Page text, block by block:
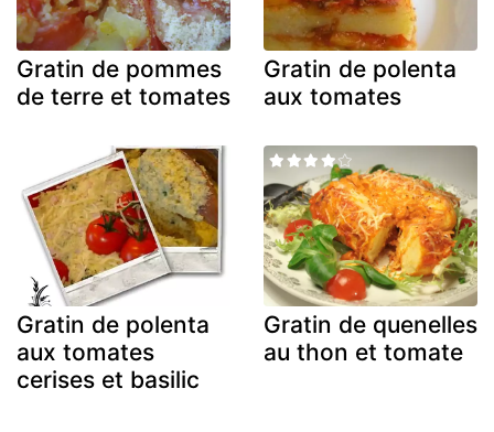
Gratin de pommes
de terre et tomates
Gratin de polenta
aux tomates
Gratin de polenta
aux tomates
cerises et basilic
Gratin de quenelles
au thon et tomate